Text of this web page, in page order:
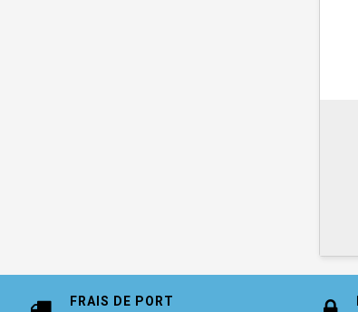
FRAIS DE PORT